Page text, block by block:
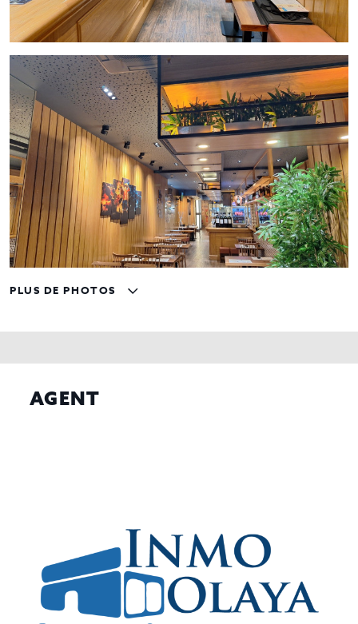
PLUS DE PHOTOS
AGENT